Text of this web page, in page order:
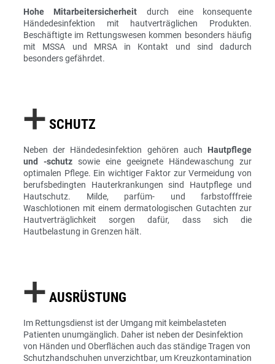
Hohe Mitarbeitersicherheit durch eine konsequente
Händedesinfektion mit hautverträglichen Produkten.
Beschäftigte im Rettungswesen kommen besonders häufig
mit MSSA und MRSA in Kontakt und sind dadurch
besonders gefährdet.
➕ SCHUTZ
Neben der Händedesinfektion gehören auch Hautpflege
und -schutz sowie eine geeignete Händewaschung zur
optimalen Pflege. Ein wichtiger Faktor zur Vermeidung von
berufsbedingten Hauterkrankungen sind Hautpflege und
Hautschutz. Milde, parfüm- und farbstofffreie
Waschlotionen mit einem dermatologischen Gutachten zur
Hautverträglichkeit sorgen dafür, dass sich die
Hautbelastung in Grenzen hält.
➕ AUSRÜSTUNG
Im Rettungsdienst ist der Umgang mit keimbelasteten
Patienten unumgänglich. Daher ist neben der Desinfektion
von Händen und Oberflächen auch das ständige Tragen von
Schutzhandschuhen unverzichtbar, um Kreuzkontamination